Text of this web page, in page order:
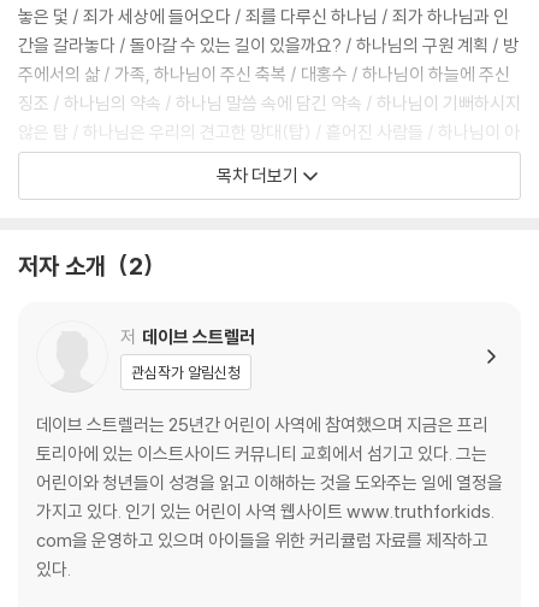
놓은 덫 / 죄가 세상에 들어오다 / 죄를 다루신 하나님 / 죄가 하나님과 인
간을 갈라놓다 / 돌아갈 수 있는 길이 있을까요? / 하나님의 구원 계획 / 방
주에서의 삶 / 가족, 하나님이 주신 축복 / 대홍수 / 하나님이 하늘에 주신
징조 / 하나님의 약속 / 하나님 말씀 속에 담긴 약속 / 하나님이 기뻐하시지
않은 탑 / 하나님은 우리의 견고한 망대(탑) / 흩어진 사람들 / 하나님이 아
브라함에게 주신 약속 / 아브라함의 믿음을 시험하시다 / 믿음은 무엇일까
요? / 일상의 믿음 / 하나님은 왜 우리 믿음을 시험하실까요? / 성경 팩트
야곱 / 고향으로 돌아간 야곱 / 야곱이 용서를 구하다 / 용서를 구하세요 /
가 되다 / 하나님의 계획 / 우리 인생을 향한 하나님의 계획 / 하나님이 인
도자를 예비하시다 / 타지 않는 떨기나무 / 하나님은 어떤 분이신가 / 모세
를 부르신 하나님 / 재앙을 보내신 하나님 / 유월절 / 궁금해요1 / 궁금해요
2 / 바다를 건너다 / 모세의 노래 / 이스라엘 백성을 인도하신 하나님 / 이
스라엘 백성을 돌보신 하나님 / 매일 신선한 빵을 주신 하나님 / 시내 산의
이스라엘 백성들 / 십계명 / 우리 삶 속의 규칙들 / 가장 큰 계명
기쁜 마음으로 지켜요 / 만들고 실천해요 / 왜 우리에게는 규칙이 필요할
까요? / 하나님이 그분의 백성 가운데 거하시다 / 거룩한 예배의 장소 / 성
막 외부 / 성막 짓기 / 여호와께 드림 / 성막 내부 / 단어의 의미를 알아봅시
목차 더보기
저자 소개 2
저 데이브 스트렐러
관심작가 알림신청
데이브 스트렐러는 25년간 어린이 사역에 참여했으며 지금은 프리
토리아에 있는 이스트사이드 커뮤니티 교회에서 섬기고 있다. 그는
어린이와 청년들이 성경을 읽고 이해하는 것을 도와주는 일에 열정을
가지고 있다. 인기 있는 어린이 사역 웹사이트 www.truthforkids.
com을 운영하고 있으며 아이들을 위한 커리큘럼 자료를 제작하고
있다.